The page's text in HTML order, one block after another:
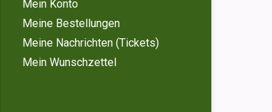
Mein Konto
Meine Bestellungen
Meine Nachrichten (Tickets)
Mein Wunschzettel